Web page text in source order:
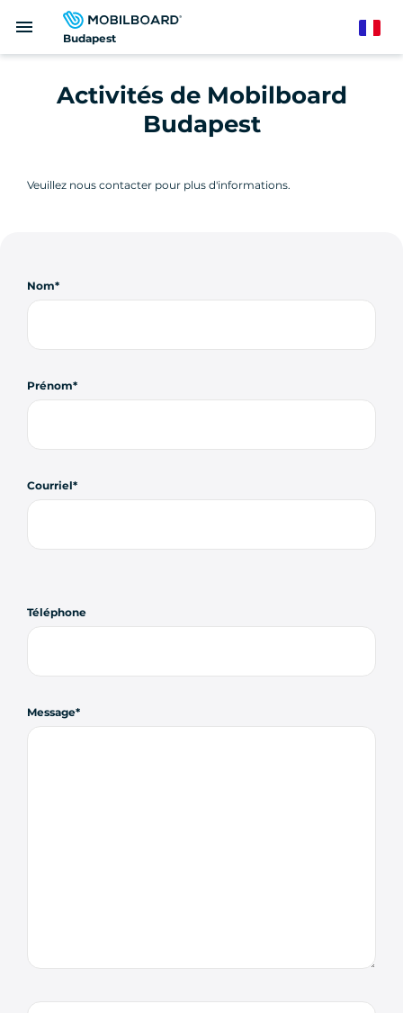
Budapest
menu
Activités de Mobilboard
Budapest
Veuillez nous contacter pour plus d'informations.
Nom
Prénom
Courriel
Téléphone
Message